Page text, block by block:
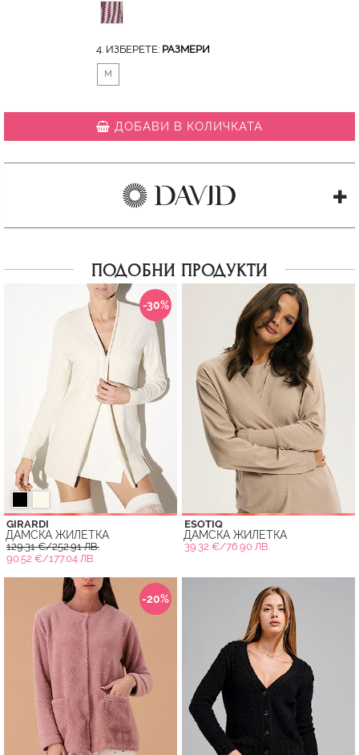
4. ИЗБЕРЕТЕ: РАЗМЕРИ
M
ДОБАВИ В КОЛИЧКАТА
ПОДОБНИ ПРОДУКТИ
-30%
GIRARDI
ДАМСКА ЖИЛЕТКА
129.31 €/252.91 ЛВ.
90.52 €/177.04 ЛВ.
ESOTIQ
ДАМСКА ЖИЛЕТКА
39.32 €/76.90 ЛВ.
-20%